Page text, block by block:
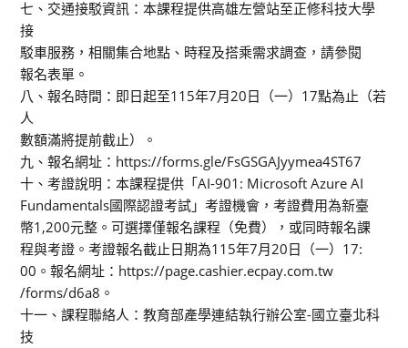
七、交通接駁資訊：本課程提供高雄左營站至正修科技大學
接
駁車服務，相關集合地點、時程及搭乘需求調查，請參閱
報名表單。
八、報名時間：即日起至115年7月20日（一）17點為止（若
人
數額滿將提前截止）。
九、報名網址：https://forms.gle/FsGSGAJyymea4ST67
十、考證說明：本課程提供「AI-901: Microsoft Azure AI
Fundamentals國際認證考試」考證機會，考證費用為新臺
幣1,200元整。可選擇僅報名課程（免費），或同時報名課
程與考證。考證報名截止日期為115年7月20日（一）17:
00。報名網址：https://page.cashier.ecpay.com.tw
/forms/d6a8。
十一、課程聯絡人：教育部產學連結執行辦公室-國立臺北科
技